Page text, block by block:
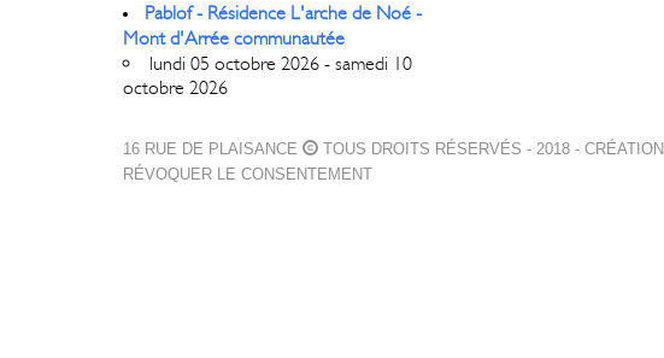
Pablof - Résidence L'arche de Noé -
Mont d'Arrée communautée
lundi 05 octobre 2026 - samedi 10
octobre 2026
16 RUE DE PLAISANCE TOUS DROITS RÉSERVÉS - 2018 - CRÉATION
RÉVOQUER LE CONSENTEMENT